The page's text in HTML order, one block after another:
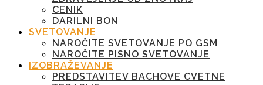
CENIK
DARILNI BON
SVETOVANJE
NAROČITE SVETOVANJE PO GSM
NAROČITE PISNO SVETOVANJE
IZOBRAŽEVANJE
PREDSTAVITEV BACHOVE CVETNE